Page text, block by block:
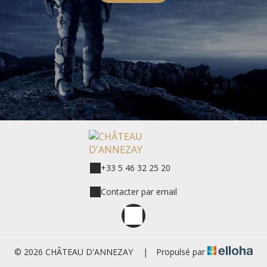
+33 5 46 32 25 20
Contacter par email
© 2026 CHÂTEAU D'ANNEZAY | Propulsé par